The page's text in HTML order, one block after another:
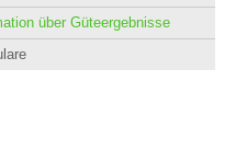
über Güteergebnisse